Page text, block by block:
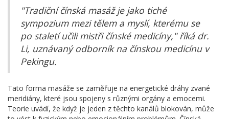
"Tradiční čínská masáž je jako tiché
sympozium mezi tělem a myslí, kterému se
po staletí učili mistři čínské medicíny," říká dr.
Li, uznávaný odborník na čínskou medicínu v
Pekingu.
Tato forma masáže se zaměřuje na energetické dráhy zvané
meridiány, které jsou spojeny s různými orgány a emocemi.
Teorie uvádí, že když je jeden z těchto kanálů blokován, může